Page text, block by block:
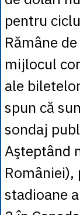
pentru
Rămâne
mijlocul
ale
spun că
sondaj
Aşteptând
stadioane